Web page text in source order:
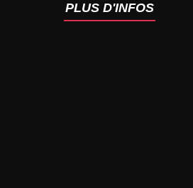
PLUS D'INFOS